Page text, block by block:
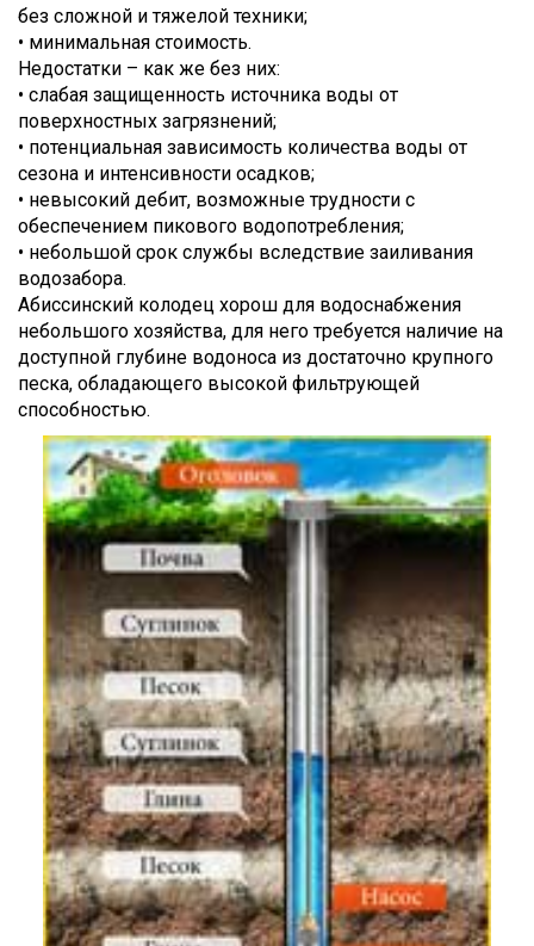
без сложной и тяжелой техники;
• минимальная стоимость.
Недостатки – как же без них:
• слабая защищенность источника воды от
поверхностных загрязнений;
• потенциальная зависимость количества воды от
сезона и интенсивности осадков;
• невысокий дебит, возможные трудности с
обеспечением пикового водопотребления;
• небольшой срок службы вследствие заиливания
водозабора.
Абиссинский колодец хорош для водоснабжения
небольшого хозяйства, для него требуется наличие на
доступной глубине водоноса из достаточно крупного
песка, обладающего высокой фильтрующей
способностью.